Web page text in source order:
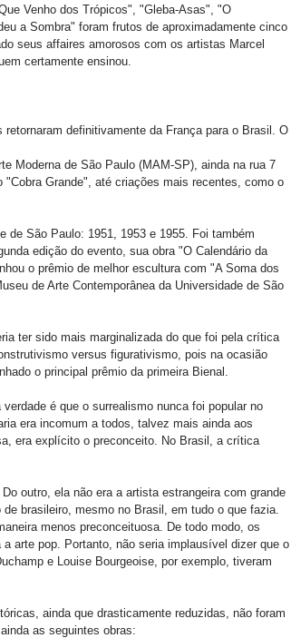
Venho dos Trópicos", "Gleba-Asas", "O
a Sombra" foram frutos de aproximadamente cinco
seus affaires amorosos com os artistas Marcel
certamente ensinou.
definitivamente da França para o Brasil. O
Moderna de São Paulo (MAM-SP), ainda na rua 7
Grande", até criações mais recentes, como o
de São Paulo: 1951, 1953 e 1955. Foi também
edição do evento, sua obra "O Calendário da
o prêmio de melhor escultura com "A Soma dos
de Arte Contemporânea da Universidade de São
ter sido mais marginalizada do que foi pela crítica
versus figurativismo, pois na ocasião
o principal prêmio da primeira Bienal.
é que o surrealismo nunca foi popular no
era incomum a todos, talvez mais ainda aos
era explícito o preconceito. No Brasil, a crítica
outro, ela não era a artista estrangeira com grande
brasileiro, mesmo no Brasil, em tudo o que fazia.
menos preconceituosa. De todo modo, os
arte pop. Portanto, não seria implausível dizer que o
e Louise Bourgeoise, por exemplo, tiveram
ainda que drasticamente reduzidas, não foram
as seguintes obras: